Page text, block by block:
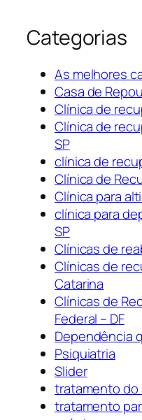
Categorias
As melhores
Casa de
Clínica de
Clínica de
SP
clínica de
Clínica de
Clínica para
clínica para
SP
Clínicas de
Clínicas de
Catarina
Clínicas de
Federal – DF
Dependência
Psiquiatria
Slider
tratamento do
tratamento